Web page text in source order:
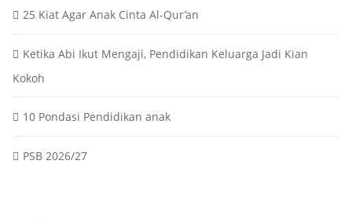
25 Kiat Agar Anak Cinta Al-Qur’an
Ketika Abi Ikut Mengaji, Pendidikan Keluarga Jadi Kian
Kokoh
10 Pondasi Pendidikan anak
PSB 2026/27